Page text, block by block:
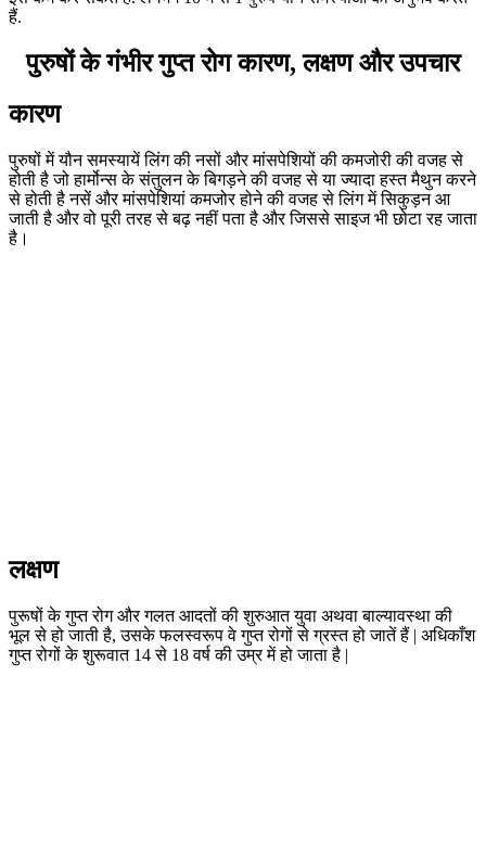
हैं.
पुरुषों के गंभीर गुप्त रोग कारण, लक्षण और उपचार
कारण
पुरुषों में यौन समस्यायें लिंग की नसों और मांसपेशियों की कमजोरी की वजह से
होती है जो हार्मोन्स के संतुलन के बिगड़ने की वजह से या ज्यादा हस्त मैथुन करने
से होती है नसें और मांसपेशियां कमजोर होने की वजह से लिंग में सिकुड़न आ
जाती है और वो पूरी तरह से बढ़ नहीं पता है और जिससे साइज भी छोटा रह जाता
है।
लक्षण
पुरूषों के गुप्त रोग और गलत आदतों की शुरुआत युवा अथवा बाल्यावस्था की
भूल से हो जाती है, उसके फलस्वरूप वे गुप्त रोगों से ग्रस्त हो जातें हैं | अधिकाँश
गुप्त रोगों के शुरूवात 14 से 18 वर्ष की उम्र में हो जाता है |